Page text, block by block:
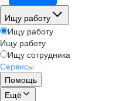
Ищу работу
Ищу работу
Ищу работу
Ищу сотрудника
Сервисы
Помощь
Ещё